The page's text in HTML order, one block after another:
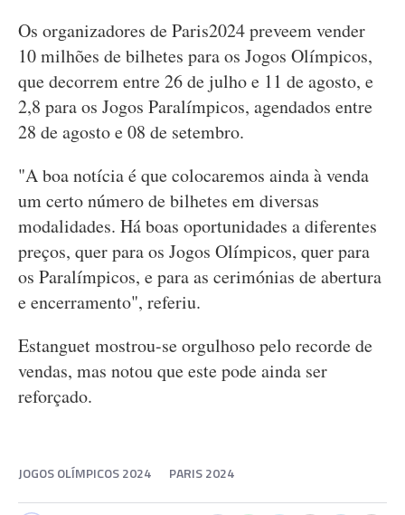
Os organizadores de Paris2024 preveem vender
10 milhões de bilhetes para os Jogos Olímpicos,
que decorrem entre 26 de julho e 11 de agosto, e
2,8 para os Jogos Paralímpicos, agendados entre
28 de agosto e 08 de setembro.
"A boa notícia é que colocaremos ainda à venda
um certo número de bilhetes em diversas
modalidades. Há boas oportunidades a diferentes
preços, quer para os Jogos Olímpicos, quer para
os Paralímpicos, e para as cerimónias de abertura
e encerramento", referiu.
Estanguet mostrou-se orgulhoso pelo recorde de
vendas, mas notou que este pode ainda ser
reforçado.
JOGOS OLÍMPICOS 2024 PARIS 2024